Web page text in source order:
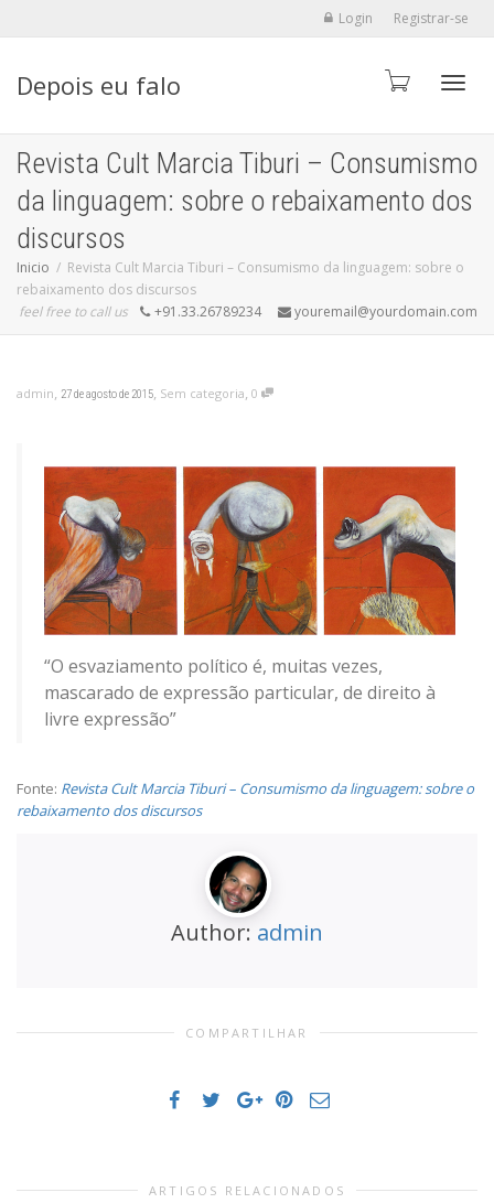
Login Registrar-se
Depois eu falo
Revista Cult Marcia Tiburi – Consumismo
da linguagem: sobre o rebaixamento dos
discursos
Inicio
Revista Cult Marcia Tiburi – Consumismo da linguagem: sobre o
rebaixamento dos discursos
feel free to call us
+91.33.26789234 youremail@yourdomain.com
admin, 27 de agosto de 2015, Sem categoria, 0
“O esvaziamento político é, muitas vezes,
mascarado de expressão particular, de direito à
livre expressão”
Fonte: Revista Cult Marcia Tiburi – Consumismo da linguagem: sobre o
rebaixamento dos discursos
Author: admin
COMPARTILHAR
ARTIGOS RELACIONADOS